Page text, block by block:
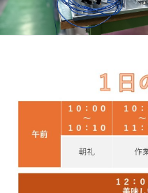
ス
工賃シュミレーション